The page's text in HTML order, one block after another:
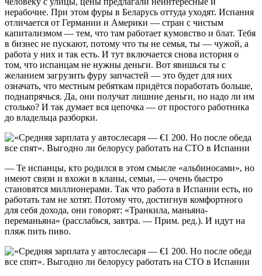
нерабочие. При этом фуры в Беларусь оттуда уходят. Испания
отличается от Германии и Америки — стран с чистым
капитализмом — тем, что там работает кумовство и блат. Тебя
в бизнес не пускают, потому что ты не семья, ты — чужой, а
работа у них и так есть. И тут включается снова история о
том, что испанцам не нужны деньги. Вот явишься ты с
желанием загрузить фуру запчастей — это будет для них
означать, что местным ребяткам придётся поработать больше,
поднапрячься. Да, они получат лишние деньги, но надо ли им
столько? И так думает вся цепочка — от простого работника
до владельца разборки.
— Те испанцы, кто родился в этом смысле «альбиносами», но
имеют связи и вхожи в кланы, семьи, — очень быстро
становятся миллионерами. Так что работа в Испании есть, но
работать там не хотят. Потому что, достигнув комфортного
для себя дохода, они говорят: «Транкила, маньяна-
переманьяна» (расслабься, завтра. — Прим. ред.). И идут на
пляж пить пиво.